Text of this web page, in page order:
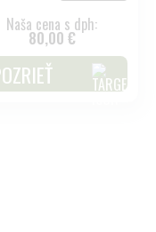
Naša cena s dph:
80,00 €